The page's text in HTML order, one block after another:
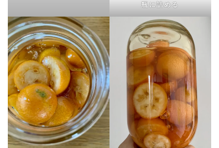
瓶に詰める